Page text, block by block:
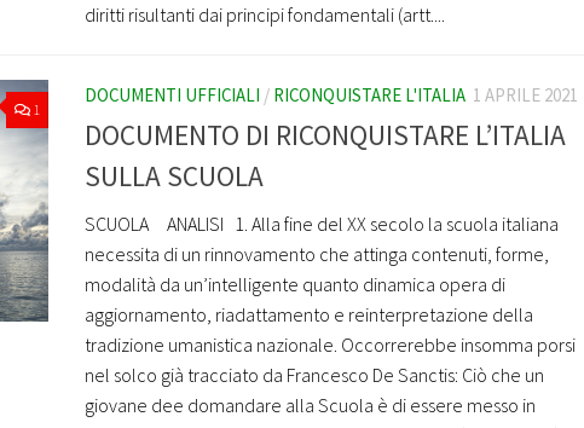
diritti risultanti dai principi fondamentali (artt....
1
DOCUMENTI UFFICIALI / RICONQUISTARE L'ITALIA 1 APRILE 2021
DOCUMENTO DI RICONQUISTARE L’ITALIA
SULLA SCUOLA
SCUOLA ANALISI 1. Alla fine del XX secolo la scuola italiana
necessita di un rinnovamento che attinga contenuti, forme,
modalità da un’intelligente quanto dinamica opera di
aggiornamento, riadattamento e reinterpretazione della
tradizione umanistica nazionale. Occorrerebbe insomma porsi
nel solco già tracciato da Francesco De Sanctis: Ciò che un
giovane dee domandare alla Scuola è di essere messo in